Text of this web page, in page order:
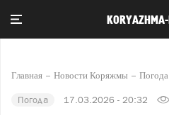
Главная Новости Коряжмы Погода
Погода 17.03.2026 - 20:32